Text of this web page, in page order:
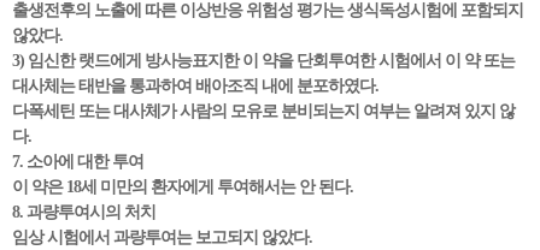
출생전후의 노출에 따른 이상반응 위험성 평가는 생식독성시험에 포함되지
않았다.
3) 임신한 랫드에게 방사능표지한 이 약을 단회투여한 시험에서 이 약 또는
대사체는 태반을 통과하여 배아조직 내에 분포하였다.
다폭세틴 또는 대사체가 사람의 모유로 분비되는지 여부는 알려져 있지 않
다.
7. 소아에 대한 투여
이 약은 18세 미만의 환자에게 투여해서는 안 된다.
8. 과량투여시의 처치
임상 시험에서 과량투여는 보고되지 않았다.